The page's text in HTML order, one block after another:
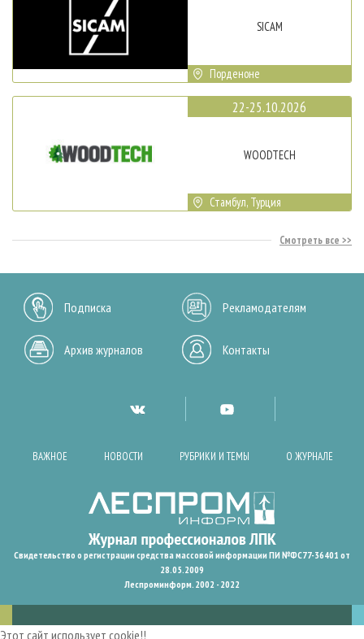
SICAM
Порденоне
22-25.10.2026
WOODTECH
Стамбул, Турция
Смотреть все
Подписка Рекламодателям
Архив журналов Контакты
ВАЖНОЕ НОВОСТИ РУБРИКИ И ТЕМЫ О ЖУРНАЛЕ
Свидетельство о регистрации средства массовой информации ПИ №ФС77-36401 от
28.05.2009
Леспроминформ. 2002 - 2022
Этот сайт использует cookie!!